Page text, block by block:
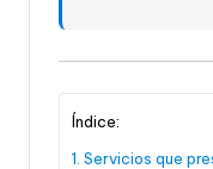
Índice:
Servicios que